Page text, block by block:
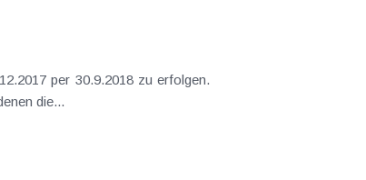
per 30.9.2018 zu erfolgen.
die...